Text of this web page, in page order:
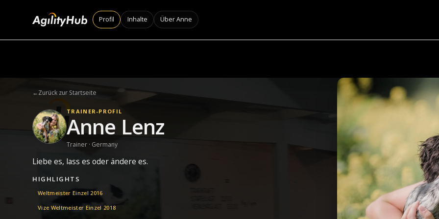
Profil Inhalte Über Anne
←Zurück zur Startseite
TRAINER-PROFIL
Anne Lenz
Trainer · Germany
Liebe es, lass es oder ändere es.
HIGHLIGHTS
Weltmeister Einzel 2016
Vize Weltmeister Einzel 2018